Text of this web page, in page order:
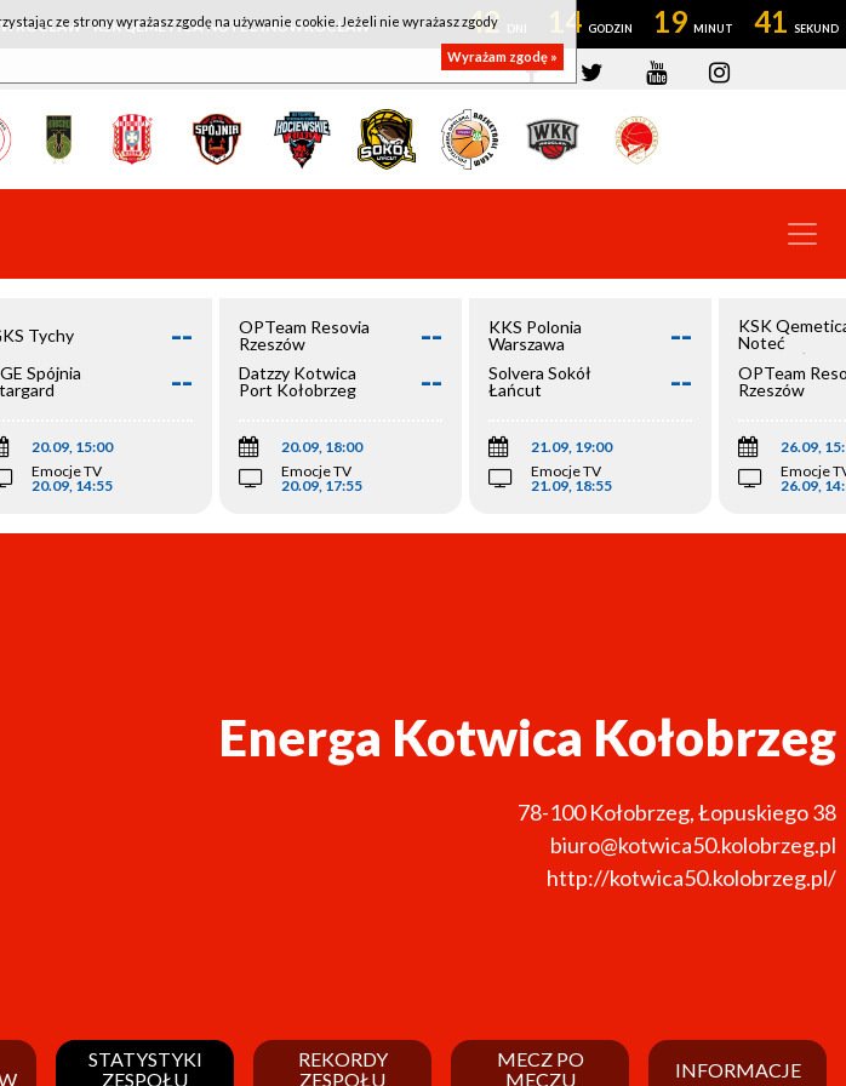
- KSK QEMETICA NOTEĆ INOWROCŁAW 42 14 19 40
Tychy --
Spójnia
--
20.09, 15:00
Emocje TV
20.09, 14:55
OPTeam Resovia
Rzeszów
--
Datzzy Kotwica
Port Kołobrzeg
--
20.09, 18:00
Emocje TV
20.09, 17:55
KKS Polonia
Warszawa
--
Solvera Sokół
Łańcut
--
21.09, 19:00
Emocje TV
21.09, 18:55
KSK
Noteć
Inowrocław
OPTeam
Rzeszów
26.09,
Emocje
26.09,
Energa Kotwica Kołobrzeg
78-100 Kołobrzeg,Łopuskiego 38
biuro@kotwica50.kolobrzeg.pl
http://kotwica50.kolobrzeg.pl/
STATYSTYKI
ZESPOŁU
REKORDY
ZESPOŁU
MECZ PO
MECZU
INFORMACJE
ze strony wyrażasz zgodę na używanie cookie. Jeżeli nie wyrażasz zgody
Wyrażam zgodę »